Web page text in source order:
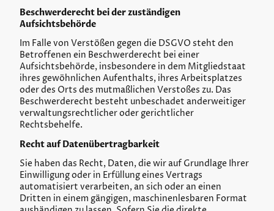
Beschwerderecht bei der zuständigen
Aufsichtsbehörde
Im Falle von Verstößen gegen die DSGVO steht den
Betroffenen ein Beschwerderecht bei einer
Aufsichtsbehörde, insbesondere in dem Mitgliedstaat
ihres gewöhnlichen Aufenthalts, ihres Arbeitsplatzes
oder des Orts des mutmaßlichen Verstoßes zu. Das
Beschwerderecht besteht unbeschadet anderweitiger
verwaltungsrechtlicher oder gerichtlicher
Rechtsbehelfe.
Recht auf Datenübertragbarkeit
Sie haben das Recht, Daten, die wir auf Grundlage Ihrer
Einwilligung oder in Erfüllung eines Vertrags
automatisiert verarbeiten, an sich oder an einen
Dritten in einem gängigen, maschinenlesbaren Format